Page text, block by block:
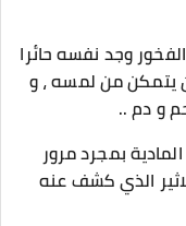
آستاروث ، شيطان الرتبة الاعلى رقم 19 الفخور وجد نفسه حائرا
يتمكن من لمسه ، و
و دم ..
بمجرد مرور
الذي كشف عنه